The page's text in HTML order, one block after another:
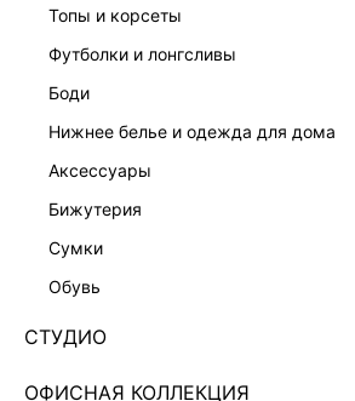
топы и корсеты
футболки и лонгсливы
боди
нижнее белье и одежда для дома
аксессуары
бижутерия
сумки
обувь
СТУДИО
ОФИСНАЯ КОЛЛЕКЦИЯ
ЭКСКЛЮЗИВНО ОНЛАЙН
ПРЯМЫЕ ДЖИНСЫ С ВЫСОКОЙ
4254404709-100
Нет в наличии